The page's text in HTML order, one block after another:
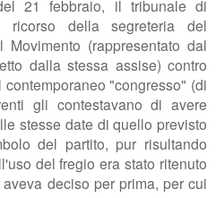
21 febbraio, il tribunale di
della segreteria del
(rappresentato dal
dalla stessa assise) contro
"congresso" (di
gli contestavano di avere
stesse date di quello previsto
del partito, pur risultando
del fregio era stato ritenuto
deciso per prima, per cui